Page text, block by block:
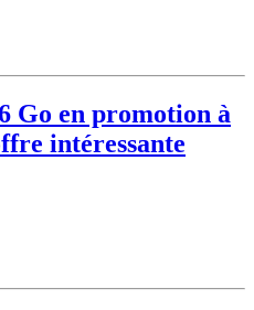
Go en promotion à
intéressante